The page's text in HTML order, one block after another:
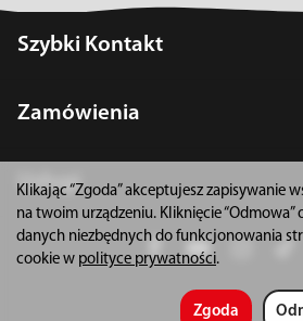
Szybki Kontakt
Zamówienia
Usługi
Klikając “Zgoda” akceptujesz zapisywanie
na twoim urządzeniu. Kliknięcie “Odmowa”
danych niezbędnych do funkcjonowania
cookie w polityce prywatności.
Zgoda